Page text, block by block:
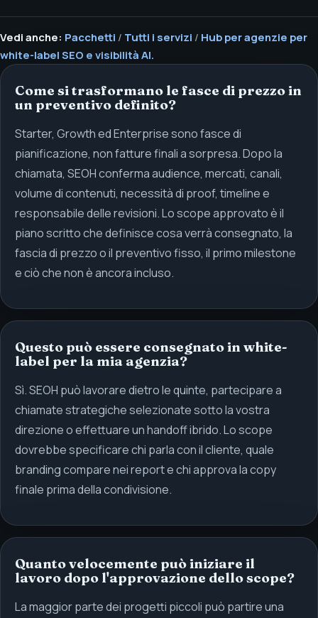
Vedi anche: Pacchetti / Tutti i servizi / Hub per agenzie per
white-label SEO e visibilità AI.
Come si trasformano le fasce di prezzo in
un preventivo definito?
Starter, Growth ed Enterprise sono fasce di
pianificazione, non fatture finali a sorpresa. Dopo la
chiamata, SEOH conferma audience, mercati, canali,
volume di contenuti, necessità di proof, timeline e
responsabile delle revisioni. Lo scope approvato è il
piano scritto che definisce cosa verrà consegnato, la
fascia di prezzo o il preventivo fisso, il primo milestone
e ciò che non è ancora incluso.
Questo può essere consegnato in white-
label per la mia agenzia?
Sì. SEOH può lavorare dietro le quinte, partecipare a
chiamate strategiche selezionate sotto la vostra
direzione o effettuare un handoff ibrido. Lo scope
dovrebbe specificare chi parla con il cliente, quale
branding compare nei report e chi approva la copy
finale prima della condivisione.
Quanto velocemente può iniziare il
lavoro dopo l'approvazione dello scope?
La maggior parte dei progetti piccoli può partire una